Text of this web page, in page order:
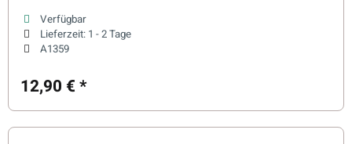
Verfügbar
Lieferzeit: 1 - 2 Tage
A1359
12,90 €*